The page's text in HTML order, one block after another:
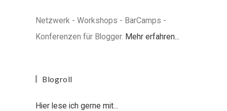
Netzwerk - Workshops - BarCamps -
Konferenzen für Blogger. Mehr erfahren...
Blogroll
Hier lese ich gerne mit...